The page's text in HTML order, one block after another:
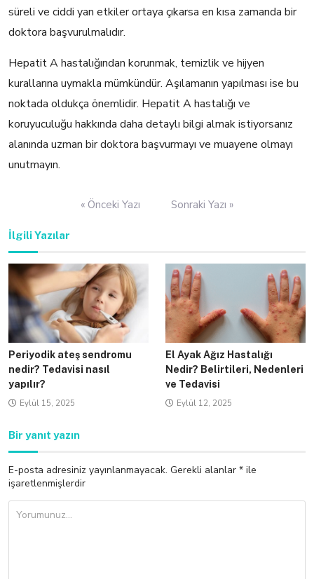
süreli ve ciddi yan etkiler ortaya çıkarsa en kısa zamanda bir
doktora başvurulmalıdır.
Hepatit A hastalığından korunmak, temizlik ve hijyen
kurallarına uymakla mümkündür. Aşılamanın yapılması ise bu
noktada oldukça önemlidir. Hepatit A hastalığı ve
koruyuculuğu hakkında daha detaylı bilgi almak istiyorsanız
alanında uzman bir doktora başvurmayı ve muayene olmayı
unutmayın.
« Önceki Yazı Sonraki Yazı »
İlgili Yazılar
Periyodik ateş sendromu
nedir? Tedavisi nasıl
yapılır?
Eylül 15, 2025
El Ayak Ağız Hastalığı
Nedir? Belirtileri, Nedenleri
ve Tedavisi
Eylül 12, 2025
Bir yanıt yazın
E-posta adresiniz yayınlanmayacak. Gerekli alanlar * ile
işaretlenmişlerdir